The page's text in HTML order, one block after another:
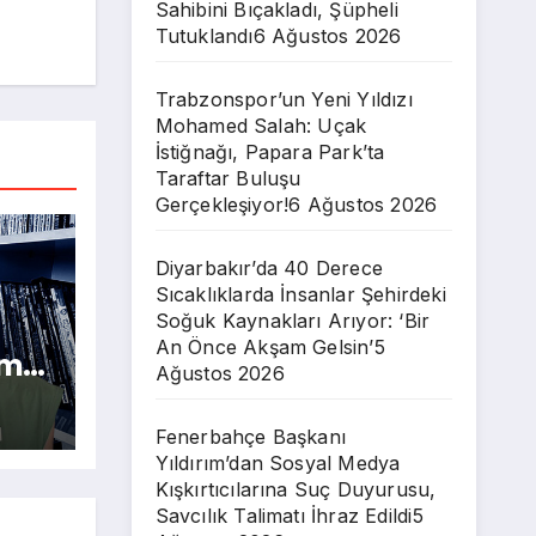
Sahibini Bıçakladı, Şüpheli
Tutuklandı6 Ağustos 2026
Trabzonspor’un Yeni Yıldızı
Mohamed Salah: Uçak
İstiğnağı, Papara Park’ta
Taraftar Buluşu
Gerçekleşiyor!6 Ağustos 2026
Diyarbakır’da 40 Derece
Sıcaklıklarda İnsanlar Şehirdeki
Soğuk Kaynakları Arıyor: ‘Bir
An Önce Akşam Gelsin’5
Ağustos 2026
Fenerbahçe Başkanı
Yıldırım’dan Sosyal Medya
Kışkırtıcılarına Suç Duyurusu,
Savcılık Talimatı İhraz Edildi5